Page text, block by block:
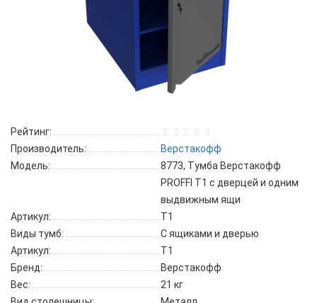
Рейтинг:
Производитель:
Верстакофф
Модель:
8773, Тумба Верстакофф
PROFFI T1 с дверцей и одним
выдвижным ящи
Артикул:
T1
Виды тумб:
С ящиками и дверью
Артикул:
T1
Бренд:
Верстакофф
Вес:
21 кг